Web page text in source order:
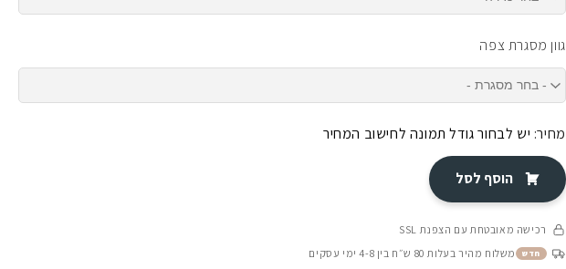
גוון מסגרת צפה
מחיר: יש לבחור גודל תמונה לחישוב המחיר
הוסף לסל
רכישה מאובטחת עם הצפנת SSL
חדש משלוח מהיר בעלות 80 ש״ח בין 4-8 ימי עסקים